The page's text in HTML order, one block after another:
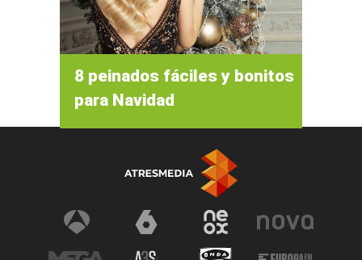
8 peinados fáciles y bonitos
para Navidad